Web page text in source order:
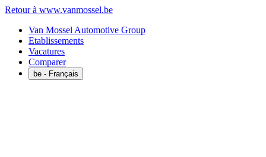
Retour à www.vanmossel.be
Van Mossel Automotive Group
Etablissements
Vacatures
Comparer
be - Français